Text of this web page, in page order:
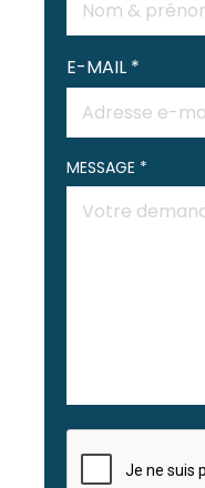
E-MAIL *
MESSAGE *